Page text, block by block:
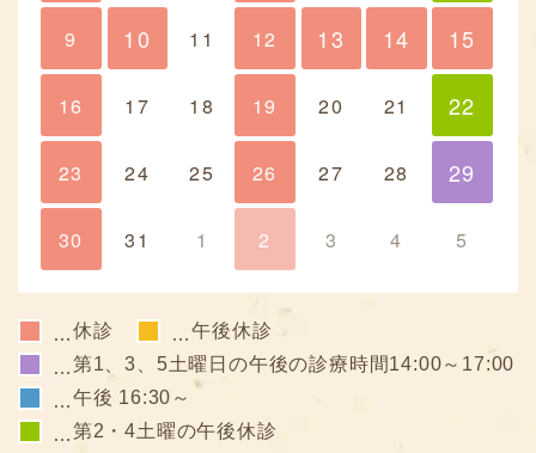
9 10 11 12 13 14 15
10 13 14 15
16 17 18 19 20 21 22
22
23 24 25 26 27 28 29
29
30 31 1 2 3 4 5
…休診 …午後休診
…第1、3、5土曜日の午後の診療時間14:00～17:00
…午後 16:30～
…第2・4土曜の午後休診